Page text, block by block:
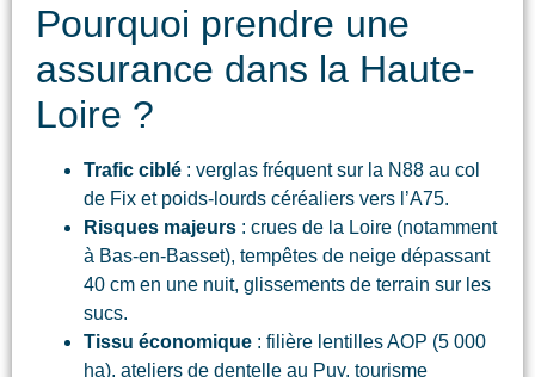
Pourquoi prendre une
assurance dans la Haute-
Loire ?
Trafic ciblé : verglas fréquent sur la N88 au col
de Fix et poids-lourds céréaliers vers l’A75.
Risques majeurs : crues de la Loire (notamment
à Bas-en-Basset), tempêtes de neige dépassant
40 cm en une nuit, glissements de terrain sur les
sucs.
Tissu économique : filière lentilles AOP (5 000
ha), ateliers de dentelle au Puy, tourisme